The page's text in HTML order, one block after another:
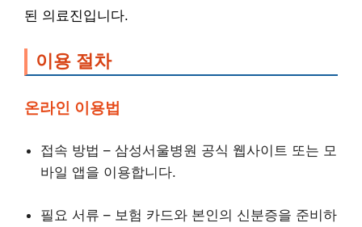
된 의료진입니다.
이용 절차
온라인 이용법
접속 방법 – 삼성서울병원 공식 웹사이트 또는 모
바일 앱을 이용합니다.
필요 서류 – 보험 카드와 본인의 신분증을 준비하